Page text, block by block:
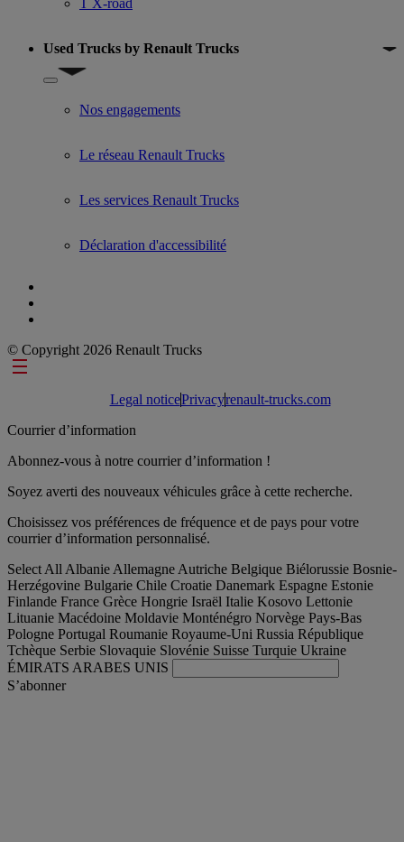
Used Trucks by Renault Trucks
Show submenu for Used Trucks by Renault Trucks
Nos engagements
Le réseau Renault Trucks
Les services Renault Trucks
Déclaration d'accessibilité
© Copyright 2026 Renault Trucks
Footer links
Legal noticePrivacyrenault-trucks.com
Courrier d’information
Abonnez-vous à notre courrier d’information !
Soyez averti des nouveaux véhicules grâce à cette recherche.
Choisissez vos préférences de fréquence et de pays pour votre
courrier d’information personnalisé.
Select All Albanie Allemagne Autriche Belgique Biélorussie Bosnie-
Herzégovine Bulgarie Chile Croatie Danemark Espagne Estonie
Finlande France Grèce Hongrie Israël Italie Kosovo Lettonie
Lituanie Macédoine Moldavie Monténégro Norvège Pays-Bas
Pologne Portugal Roumanie Royaume-Uni Russia République
Tchèque Serbie Slovaquie Slovénie Suisse Turquie Ukraine
ÉMIRATS ARABES UNIS
S’abonner